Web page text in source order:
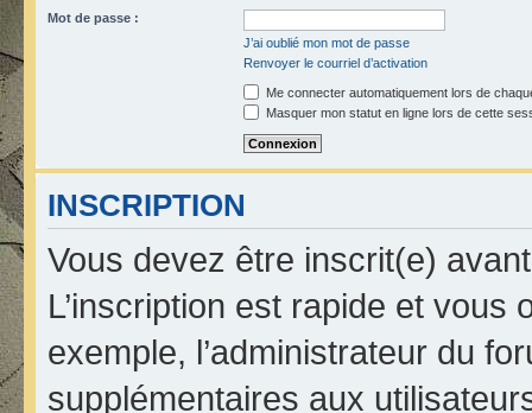
Mot de passe :
J’ai oublié mon mot de passe
Renvoyer le courriel d’activation
Me connecter automatiquement lors de
Masquer mon statut en ligne lors de cette
INSCRIPTION
Vous devez être inscrit(e)
L’inscription est rapide et
exemple, l’administrateur du
supplémentaires aux